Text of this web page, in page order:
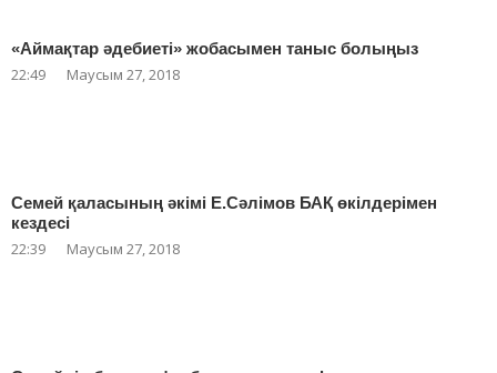
«Аймақтар әдебиеті» жобасымен таныс болыңыз
22:49 Маусым 27, 2018
Семей қаласының әкімі Е.Сәлімов БАҚ өкілдерімен
кездесі
22:39 Маусым 27, 2018